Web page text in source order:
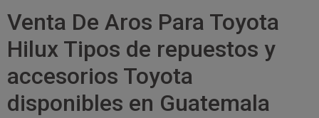
Venta De Aros Para Toyota
Hilux Tipos de repuestos y
accesorios Toyota
disponibles en Guatemala